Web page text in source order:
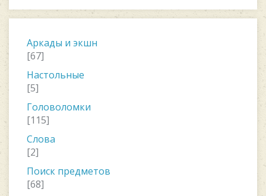
Аркады и экшн
[67]
Настольные
[5]
Головоломки
[115]
Слова
[2]
Поиск предметов
[68]